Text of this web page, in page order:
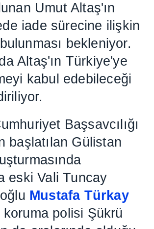
Umut Altaş'ın
iade sürecine iliş kin
ı bekleniyor.
Altaş'ın Türkiye'ye
kabul edebileceği
Başsavcı ığı
baş latı lan Gülistan
şturmasında
eski Vali Tuncay
ğ lu Mustafa Türkay
koruma polisi Şükrü